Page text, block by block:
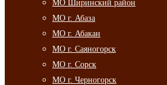
МО Ширинский район
МО г. Абаза
МО г. Абакан
МО г. Саяногорск
МО г. Сорск
МО г. Черногорск